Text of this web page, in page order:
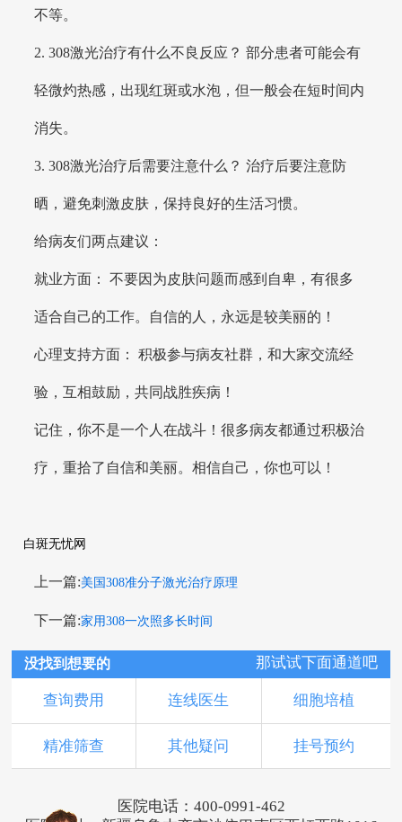
不等。
2. 308激光治疗有什么不良反应？ 部分患者可能会有
轻微灼热感，出现红斑或水泡，但一般会在短时间内
消失。
3. 308激光治疗后需要注意什么？ 治疗后要注意防
晒，避免刺激皮肤，保持良好的生活习惯。
给病友们两点建议：
就业方面： 不要因为皮肤问题而感到自卑，有很多
适合自己的工作。自信的人，永远是较美丽的！
心理支持方面： 积极参与病友社群，和大家交流经
验，互相鼓励，共同战胜疾病！
记住，你不是一个人在战斗！很多病友都通过积极治
疗，重拾了自信和美丽。相信自己，你也可以！
白斑无忧网
上一篇:美国308准分子激光治疗原理
下一篇:家用308一次照多长时间
没找到想要的 那试试下面通道吧
查询费用 连线医生 细胞培植
精准筛查 其他疑问 挂号预约
医院电话：400-0991-462